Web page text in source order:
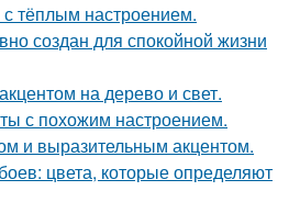
тёплым настроением.
создан для спокойной жизни
на дерево и свет.
с похожим настроением.
и выразительным акцентом.
цвета, которые определяют